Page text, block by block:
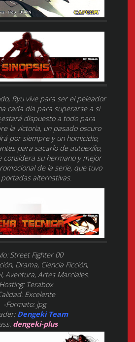
Ryu vive para ser el peleador
cada día para superarse a si
dispuesto a todo para
la victoria, un pasado oscuro
por siempre y un homicidio,
para sacarlo de autoexilio,
considera su hermano y mejor
de la serie, que tuvo
alternativas.
Street Fighter 00
Drama, Ciencia Ficción,
Aventura, Artes Marciales.
Terabox
Excelente
-Formato: jpg
Dengeki Team
dengeki-plus